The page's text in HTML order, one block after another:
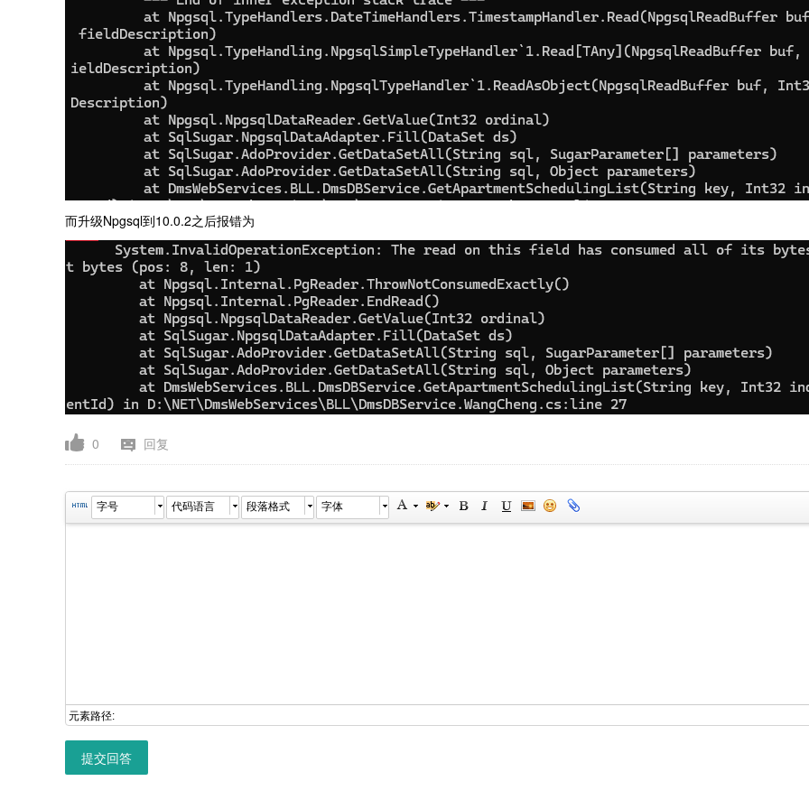
而升级Npgsql到10.0.2之后报错为
0 回复
字号 代码语言 段落格式 字体
元素路径:
提交回答